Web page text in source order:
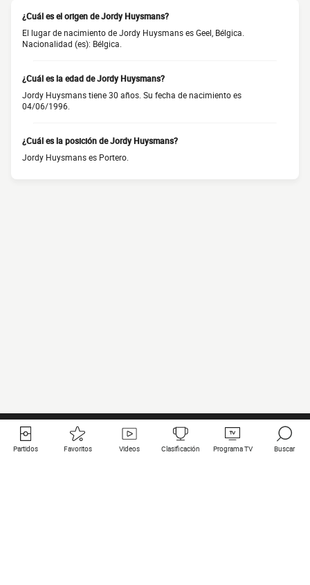
¿Cuál es el origen de Jordy Huysmans?
El lugar de nacimiento de Jordy Huysmans es Geel, Bélgica.
Nacionalidad (es): Bélgica.
¿Cuál es la edad de Jordy Huysmans?
Jordy Huysmans tiene 30 años. Su fecha de nacimiento es
04/06/1996.
¿Cuál es la posición de Jordy Huysmans?
Jordy Huysmans es Portero.
Partidos Favoritos Videos Clasificación Programa TV Buscar